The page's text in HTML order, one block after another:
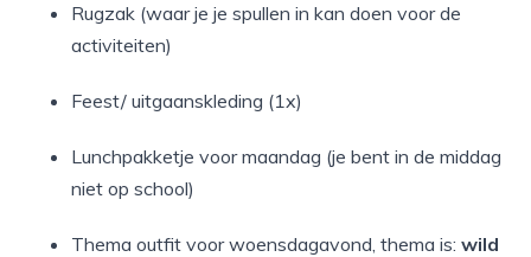
Rugzak (waar je je spullen in kan doen voor de
activiteiten)
Feest/ uitgaanskleding (1x)
Lunchpakketje voor maandag (je bent in de middag
niet op school)
Thema outfit voor woensdagavond, thema is: wild